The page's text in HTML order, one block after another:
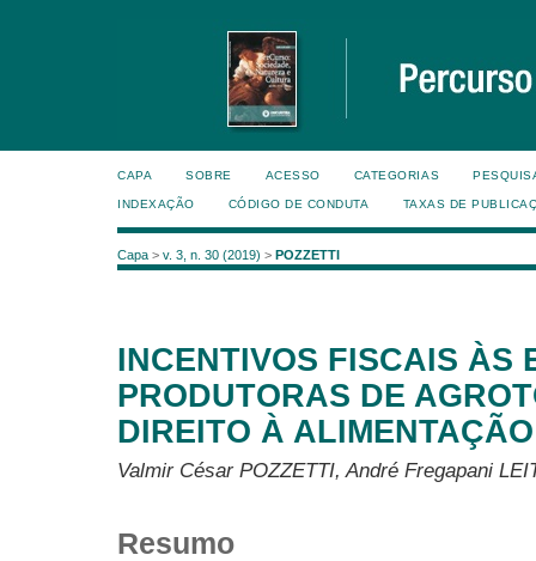
CAPA SOBRE ACESSO CATEGORIAS
INDEXAÇÃO CÓDIGO DE CONDUTA TAXAS DE
Capa > v. 3, n. 30 (2019) > POZZETTI
INCENTIVOS FISCAIS ÀS
PRODUTORAS DE
DIREITO À
Valmir César POZZETTI, André Fregapani
Resumo